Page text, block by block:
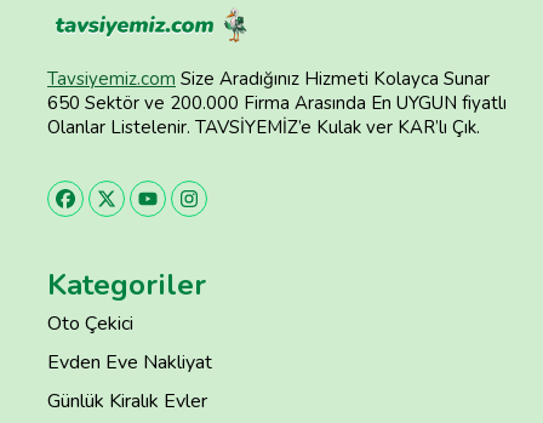
Tavsiyemiz.com Size Aradığınız Hizmeti Kolayca Sunar
650 Sektör ve 200.000 Firma Arasında En UYGUN fiyatlı
Olanlar Listelenir. TAVSİYEMİZ’e Kulak ver KAR’lı Çık.
Kategoriler
Oto Çekici
Evden Eve Nakliyat
Günlük Kiralık Evler